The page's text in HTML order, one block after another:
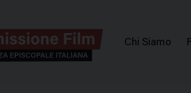
Menu
Chi Siamo